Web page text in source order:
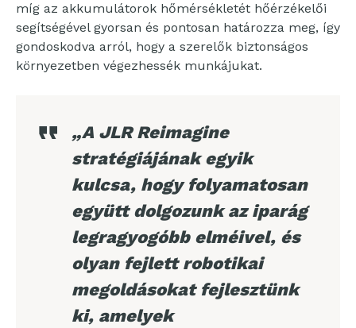
míg az akkumulátorok hőmérsékletét hőérzékelői
segítségével gyorsan és pontosan határozza meg, így
gondoskodva arról, hogy a szerelők biztonságos
környezetben végezhessék munkájukat.
„A JLR Reimagine
stratégiájának egyik
kulcsa, hogy folyamatosan
együtt dolgozunk az iparág
legragyogóbb elméivel, és
olyan fejlett robotikai
megoldásokat fejlesztünk
ki, amelyek